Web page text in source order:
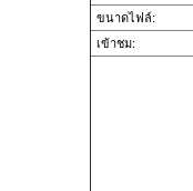
ขนาดไฟล์:
เข้าชม: